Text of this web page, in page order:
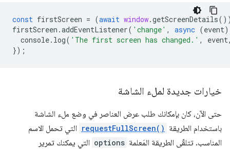
const firstScreen = (await window.getScreenDetails
firstScreen .addEventListener( 'change' , async (event)
console. log( 'The first screen has changed.' , event
});
خيارات جديدة لملء الشاشة
حتى الآن، كان بإمكانك طلب عرض العناصر في وضع ملء الشاشة
باستخدام الطريقة requestFullScreen() التي تحمل الاسم
المناسب. تتلقّى الطريقة المَعلمة options التي يمكنك تمرير